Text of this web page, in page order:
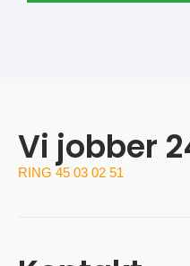
Vi jobber
RING 45 03 02 51